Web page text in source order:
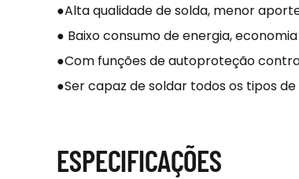
●Alta qualidade de solda, menor
● Baixo consumo de energia,
●Com funções de autoproteção
●Ser capaz de soldar todos os tipos
ESPECIFICAÇÕES